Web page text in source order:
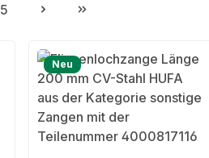
Seite
5
Neu